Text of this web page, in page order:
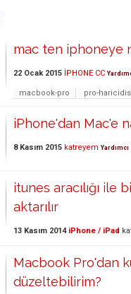
mac ten iphoneye
22 Ocak 2015 İPHONE CC
macbook-pro pro-
iPhone'dan Mac'e
8 Kasım 2015 katreyem Yardımcı
itunes aracılığı ile
aktarılır
13 Kasım 2014 iPhone / iPad
Macbook Pro'dan
düzeltebilirim?